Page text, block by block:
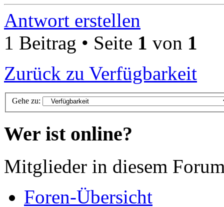
Antwort erstellen
1 Beitrag • Seite 1 von 1
Zurück zu Verfügbarkeit
Gehe zu:
Wer ist online?
Mitglieder in diesem
Foren-Übersicht